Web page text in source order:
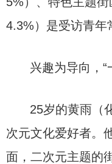
4.3%）是受访青年
兴趣为导向，“
25岁的黄雨（
次元文化爱好者。
面，二次元主题的